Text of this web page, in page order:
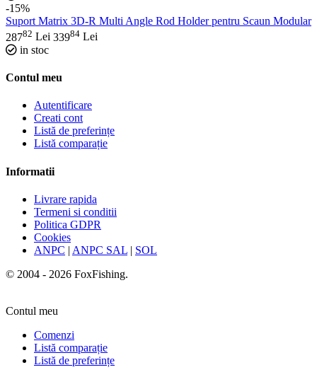
-15%
Suport Matrix 3D-R Multi Angle Rod Holder pentru Scaun Modular
28782 Lei 33984 Lei
in stoc
Contul meu
Autentificare
Creati cont
Listă de preferințe
Listă comparație
Informatii
Livrare rapida
Termeni si conditii
Politica GDPR
Cookies
ANPC | ANPC SAL | SOL
© 2004 - 2026 FoxFishing.
Contul meu
Comenzi
Listă comparație
Listă de preferințe